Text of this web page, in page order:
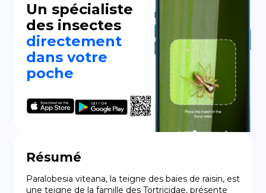
Un spécialiste
des insectes
directement
dans votre
poche
Résumé
Paralobesia viteana, la teigne des baies de raisin, est
une teigne de la famille des Tortricidae, présente